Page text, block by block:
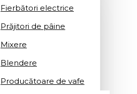
Fierbători electrice
Prăjitori de pâine
Mixere
Blendere
Producătoare de vafe